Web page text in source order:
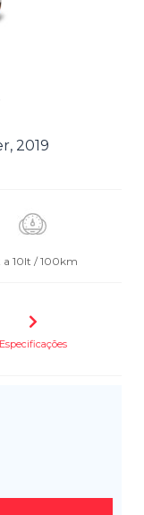
2019
a 10lt / 100km
Especificações